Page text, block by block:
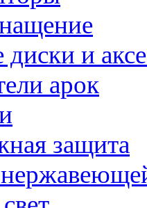
и
арок
защита